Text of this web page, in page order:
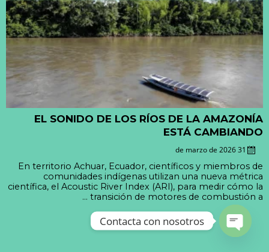
EL SONIDO DE LOS RÍOS DE LA AMAZONÍA
En territorio Achuar, Ecuador, científicos y miembros de
comunidades indígenas utilizan una nueva métrica
científica, el Acoustic River Index (ARI), para medir cómo la
transición de motores de combustión a ...
Contacta con nosotros